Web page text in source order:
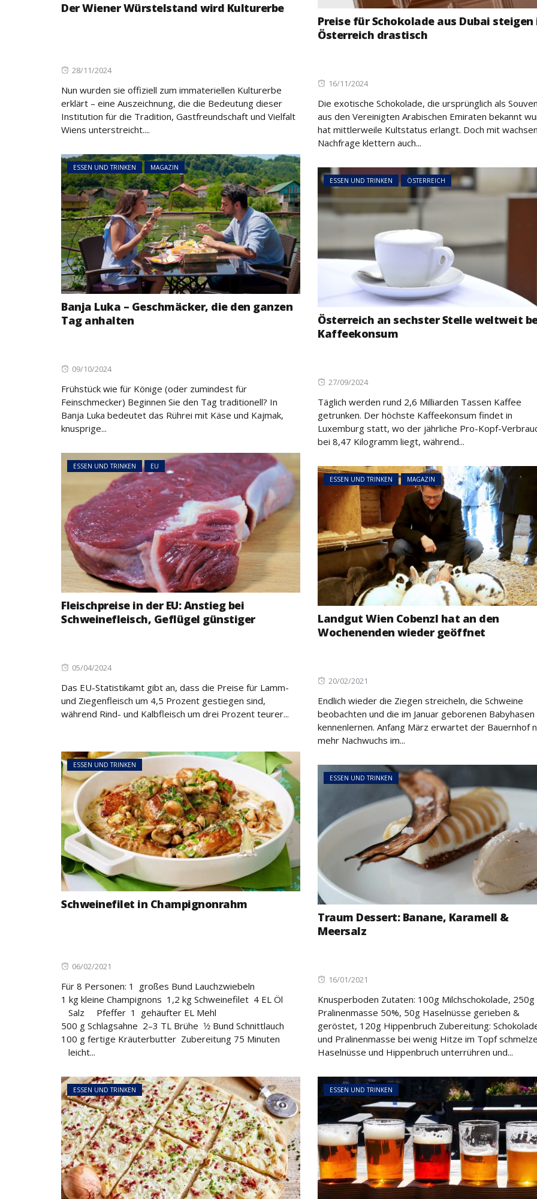
Der Wiener Würstelstand wird Kulturerbe
Posted
28/11/2024
Nun wurden sie offiziell zum immateriellen Kulturerbe
erklärt – eine Auszeichnung, die die Bedeutung dieser
Institution für die Tradition, Gastfreundschaft und Vielfalt
Wiens unterstreicht....
Preise für Schokolade aus Dubai steigen
Österreich drastisch
Posted
16/11/2024
Die exotische Schokolade, die ursprünglich als
aus den Vereinigten Arabischen Emiraten bekannt
hat mittlerweile Kultstatus erlangt. Doch mit
Nachfrage klettern auch...
ESSEN UND TRINKEN MAGAZIN
Banja Luka – Geschmäcker, die den ganzen
Tag anhalten
Posted
09/10/2024
Frühstück wie für Könige (oder zumindest für
Feinschmecker) Beginnen Sie den Tag traditionell? In
Banja Luka bedeutet das Rührei mit Käse und Kajmak,
knusprige...
ESSEN UND TRINKEN ÖSTERREICH
Österreich an sechster Stelle weltweit
Kaffeekonsum
Posted
27/09/2024
Täglich werden rund 2,6 Milliarden Tassen Kaffee
getrunken. Der höchste Kaffeekonsum findet in
Luxemburg statt, wo der jährliche Pro-Kopf-
bei 8,47 Kilogramm liegt, während...
ESSEN UND TRINKEN EU
Fleischpreise in der EU: Anstieg bei
Schweinefleisch, Geflügel günstiger
Posted
05/04/2024
Das EU-Statistikamt gibt an, dass die Preise für Lamm-
und Ziegenfleisch um 4,5 Prozent gestiegen sind,
während Rind- und Kalbfleisch um drei Prozent teurer...
ESSEN UND TRINKEN MAGAZIN
Landgut Wien Cobenzl hat an den
Wochenenden wieder geöffnet
Posted
20/02/2021
Endlich wieder die Ziegen streicheln, die Schweine
beobachten und die im Januar geborenen Babyhasen
kennenlernen. Anfang März erwartet der Bauernhof
mehr Nachwuchs im...
ESSEN UND TRINKEN
Schweinefilet in Champignonrahm
Posted
06/02/2021
Für 8 Personen: 1 großes Bund Lauchzwiebeln
1 kg kleine Champignons 1,2 kg Schweinefilet 4 EL Öl
Salz Pfeffer 1 gehäufter EL Mehl
500 g Schlagsahne 2–3 TL Brühe 1⁄2 Bund Schnittlauch
100 g fertige Kräuterbutter Zubereitung 75 Minuten
leicht...
ESSEN UND TRINKEN
Traum Dessert: Banane, Karamell &
Meersalz
Posted
16/01/2021
Knusperboden Zutaten: 100g Milchschokolade, 250g
Pralinenmasse 50%, 50g Haselnüsse gerieben &
geröstet, 120g Hippenbruch Zubereitung:
und Pralinenmasse bei wenig Hitze im Topf
Haselnüsse und Hippenbruch unterrühren und...
ESSEN UND TRINKEN ESSEN UND TRINKEN
NEWS
45 Prozent weniger
Asylanträge als im
Vorjahr: Rückläufiger
Trend setzt sich fort
protestieren
österreichweit
mögliche
Budgetkürzungen